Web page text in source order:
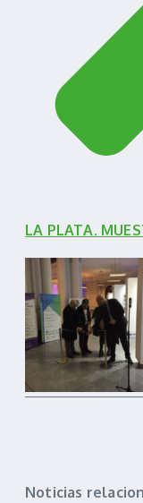
LA PLATA.
Noticias